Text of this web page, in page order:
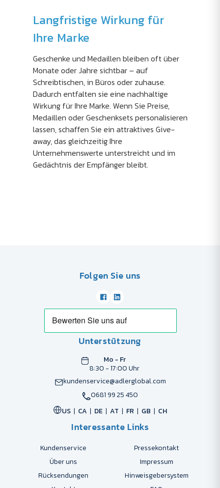
Langfristige Wirkung für
Ihre Marke
Geschenke und Medaillen bleiben oft über
Monate oder Jahre sichtbar – auf
Schreibtischen, in Büros oder zuhause.
Dadurch entfalten sie eine nachhaltige
Wirkung für Ihre Marke. Wenn Sie Preise,
Medaillen oder Geschenksets personalisieren
lassen, schaffen Sie ein attraktives Give-
away, das gleichzeitig Ihre
Unternehmenswerte unterstreicht und im
Gedächtnis der Empfänger bleibt.
Folgen Sie uns
Unterstützung
Mo - Fr
8:30 - 17:00 Uhr
kundenservice@adlerglobal.com
0681 99 25 450
US
CA DE AT FR GB CH
Interessante Links
Kundenservice
Pressekontakt
Über uns
Impressum
Rücksendungen
Hinweisgebersystem